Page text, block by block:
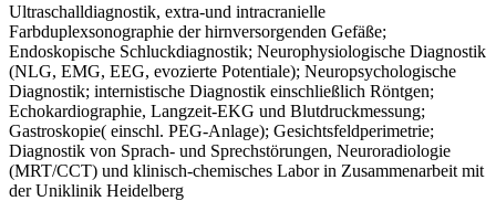
Ultraschalldiagnostik, extra-und intracranielle
Farbduplexsonographie der hirnversorgenden Gefäße;
Endoskopische Schluckdiagnostik; Neurophysiologische Diagnostik
(NLG, EMG, EEG, evozierte Potentiale); Neuropsychologische
Diagnostik; internistische Diagnostik einschließlich Röntgen;
Echokardiographie, Langzeit-EKG und Blutdruckmessung;
Gastroskopie( einschl. PEG-Anlage); Gesichtsfeldperimetrie;
Diagnostik von Sprach- und Sprechstörungen, Neuroradiologie
(MRT/CCT) und klinisch-chemisches Labor in Zusammenarbeit mit
der Uniklinik Heidelberg